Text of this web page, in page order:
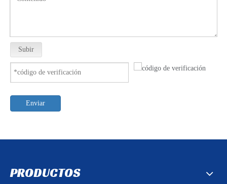
Subir
Enviar
PRODUCTOS